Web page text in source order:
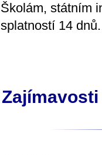
Školám, státním
splatností 14 dnů.